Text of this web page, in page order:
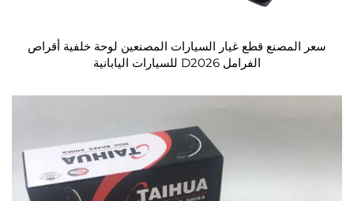
سعر المصنع قطع غيار السيارات المصنعين لوحة خلفية أقراص
الفرامل D2026 للسيارات اليابانية